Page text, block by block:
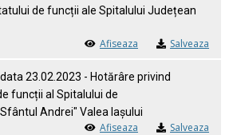
de funcții ale Spitalului Județean
Afiseaza Salveaza
23.02.2023 - Hotărâre privind
funcții al Spitalului de
Andrei" Valea Iașului
Afiseaza Salveaza